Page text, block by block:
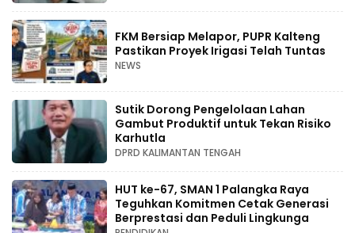
FKM Bersiap Melapor, PUPR Kalteng
Pastikan Proyek Irigasi Telah Tuntas
NEWS
Sutik Dorong Pengelolaan Lahan
Gambut Produktif untuk Tekan Risiko
Karhutla
DPRD KALIMANTAN TENGAH
HUT ke-67, SMAN 1 Palangka Raya
Teguhkan Komitmen Cetak Generasi
Berprestasi dan Peduli Lingkunga